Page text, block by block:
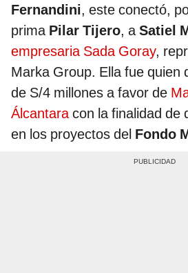
Fernandini, este conectó,
prima Pilar Tijero, a Satiel
empresaria Sada Goray,
Marka Group. Ella fue quien
de S/4 millones a favor de
Álcantara con la finalidad de
en los proyectos del Fondo